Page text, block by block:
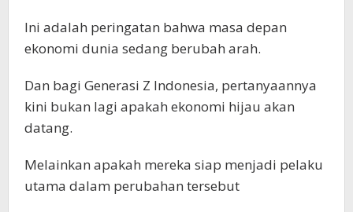
Ini adalah peringatan bahwa masa depan
ekonomi dunia sedang berubah arah.
Dan bagi Generasi Z Indonesia, pertanyaannya
kini bukan lagi apakah ekonomi hijau akan
datang.
Melainkan apakah mereka siap menjadi pelaku
utama dalam perubahan tersebut